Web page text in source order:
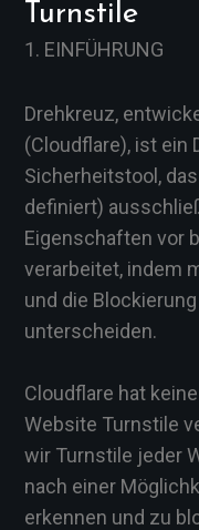
Turnstile
1. EINFÜHRUNG
Drehkreuz,
(Cloudflare), ist ein
Sicherheitstool,
definiert)
Eigenschaften vor
verarbeitet, indem
und die
unterscheiden.
Cloudflare hat
Website Turnstile
wir Turnstile jeder
nach einer
erkennen und zu